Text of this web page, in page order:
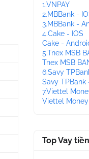
1.VNPAY
2.MBBank -
3.MBBank -
4.Cake - IOS
Cake -
5.Tnex MSB
Tnex MSB
6.Savy
Savy TPBank
7.Viettel
Viettel
Top Vay